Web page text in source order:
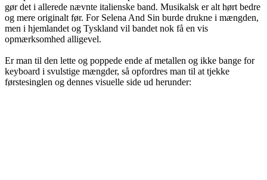
gør det i allerede nævnte italienske band. Musikalsk er alt hørt bedre
og mere originalt før. For Selena And Sin burde drukne i mængden,
men i hjemlandet og Tyskland vil bandet nok få en vis
opmærksomhed alligevel.
Er man til den lette og poppede ende af metallen og ikke bange for
keyboard i svulstige mængder, så opfordres man til at tjekke
førstesinglen og dennes visuelle side ud herunder: